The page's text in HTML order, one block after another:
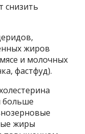
снизить
жиров
и молочных
фастфуд).
больше
жиры